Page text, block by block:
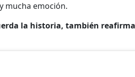
mucha emoción.
la historia, también